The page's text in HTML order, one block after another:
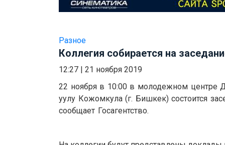
Разное
Коллегия собирается на
12:27
21 ноября 2019
22 ноября в 10:00 в молодежном центре
уулу Кожомкула (г. Бишкек) состоится
сообщает Госагентство.